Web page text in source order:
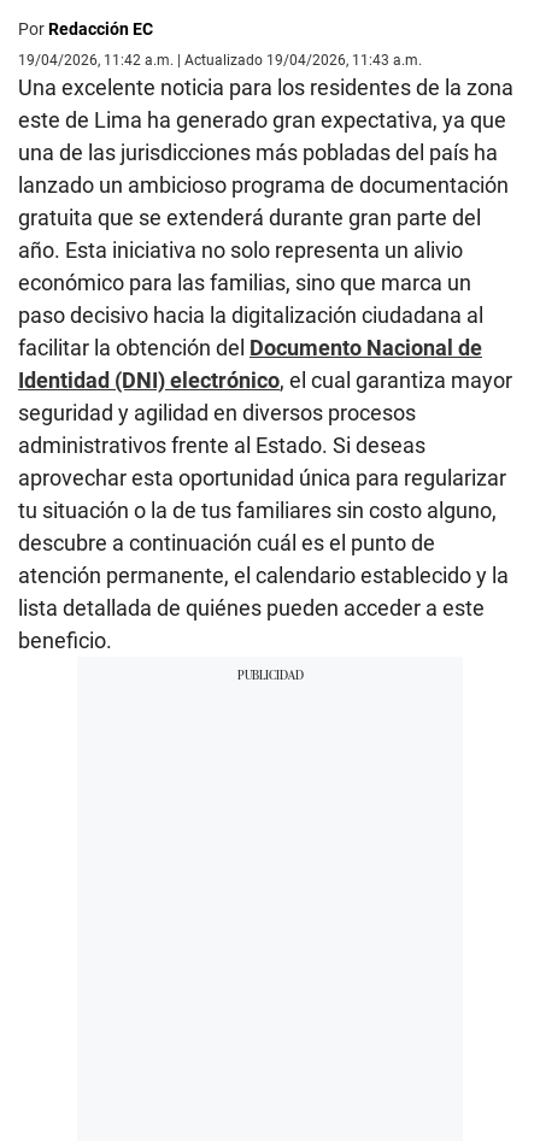
PorRedacción EC
19/04/2026, 11:42 a.m. | Actualizado 19/04/2026, 11:43 a.m.
Una excelente noticia para los residentes de la zona
este de Lima ha generado gran expectativa, ya que
una de las jurisdicciones más pobladas del país ha
lanzado un ambicioso programa de documentación
gratuita que se extenderá durante gran parte del
año. Esta iniciativa no solo representa un alivio
económico para las familias, sino que marca un
paso decisivo hacia la digitalización ciudadana al
facilitar la obtención del Documento Nacional de
Identidad (DNI) electrónico, el cual garantiza mayor
seguridad y agilidad en diversos procesos
administrativos frente al Estado. Si deseas
aprovechar esta oportunidad única para regularizar
tu situación o la de tus familiares sin costo alguno,
descubre a continuación cuál es el punto de
atención permanente, el calendario establecido y la
lista detallada de quiénes pueden acceder a este
beneficio.